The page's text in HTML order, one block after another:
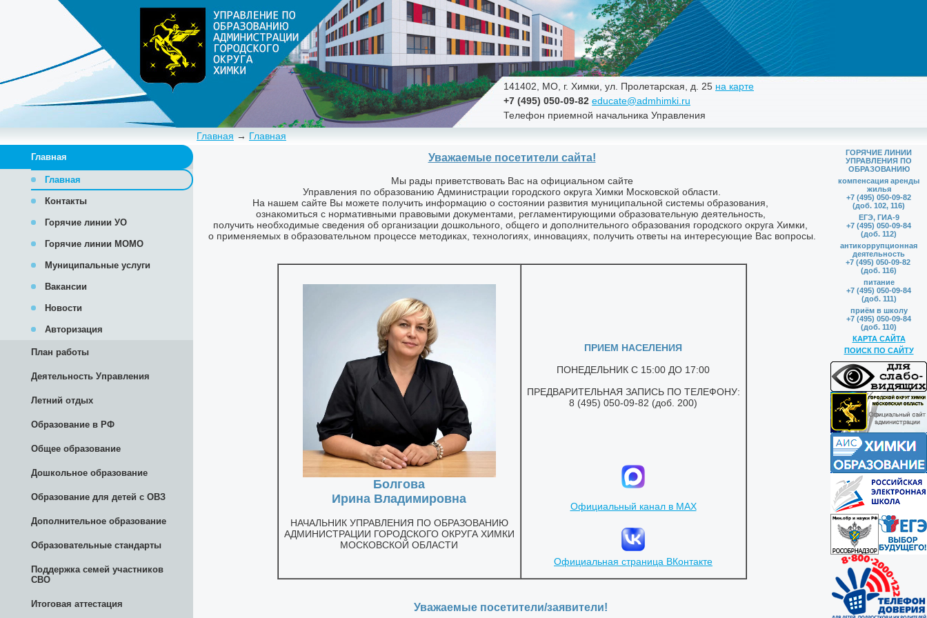
141402, МО, г. Химки, ул. Пролетарская, д. 25 на карте
+7 (495) 050-09-82 educate@admhimki.ru
Телефон приемной начальника Управления
Главная → Главная
Главная
Главная
Контакты
Горячие линии УО
Горячие линии МОМО
Муниципальные услуги
Вакансии
Новости
Авторизация
План работы
Деятельность Управления
Летний отдых
Образование в РФ
Общее образование
Дошкольное образование
Образование для детей с ОВЗ
Дополнительное образование
Образовательные стандарты
Поддержка семей участников
СВО
Итоговая аттестация
ГОРЯЧИЕ ЛИНИИ
УПРАВЛЕНИЯ ПО
ОБРАЗОВАНИЮ
компенсация аренды
жилья
+7 (495) 050-09-82
(доб. 102, 116)
ЕГЭ, ГИА-9
+7 (495) 050-09-84
(доб. 112)
антикоррупционная
деятельность
+7 (495) 050-09-82
(доб. 116)
питание
+7 (495) 050-09-84
(доб. 111)
приём в школу
+7 (495) 050-09-84
(доб. 110)
КАРТА САЙТА
ПОИСК ПО САЙТУ